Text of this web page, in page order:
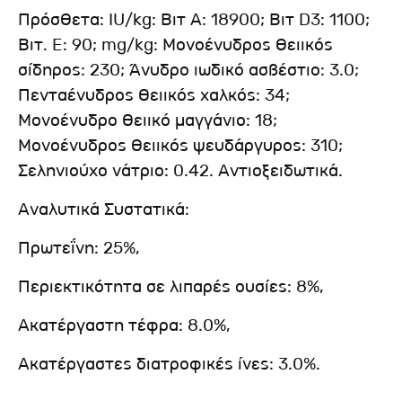
Πρόσθετα: IU/kg: Βιτ Α: 18900; Βιτ D3: 1100;
Βιτ. E: 90; mg/kg: Μονοένυδρος θειικός
σίδηρος: 230; Άνυδρο ιωδικό ασβέστιο: 3.0;
Πενταένυδρος θειικός χαλκός: 34;
Μονοένυδρο θειικό μαγγάνιο: 18;
Μονοένυδρος θειικός ψευδάργυρος: 310;
Σεληνιούχο νάτριο: 0.42. Αντιοξειδωτικά.
Αναλυτικά Συστατικά:
Πρωτεΐνη: 25%,
Περιεκτικότητα σε λιπαρές ουσίες: 8%,
Ακατέργαστη τέφρα: 8.0%,
Ακατέργαστες διατροφικές ίνες: 3.0%.